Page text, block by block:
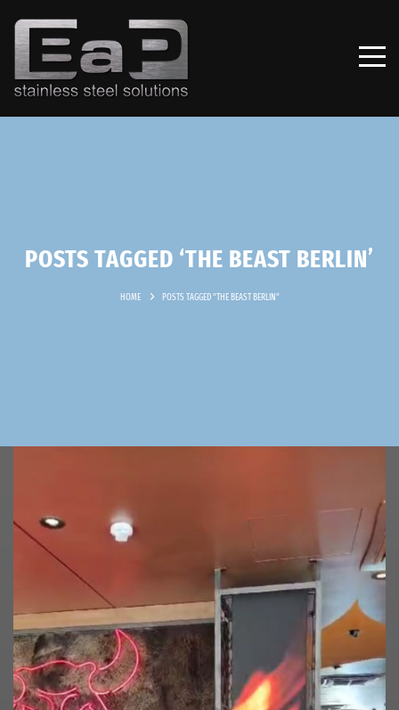
POSTS TAGGED ‘THE BEAST BERLIN’
HOME POSTS TAGGED "THE BEAST BERLIN"